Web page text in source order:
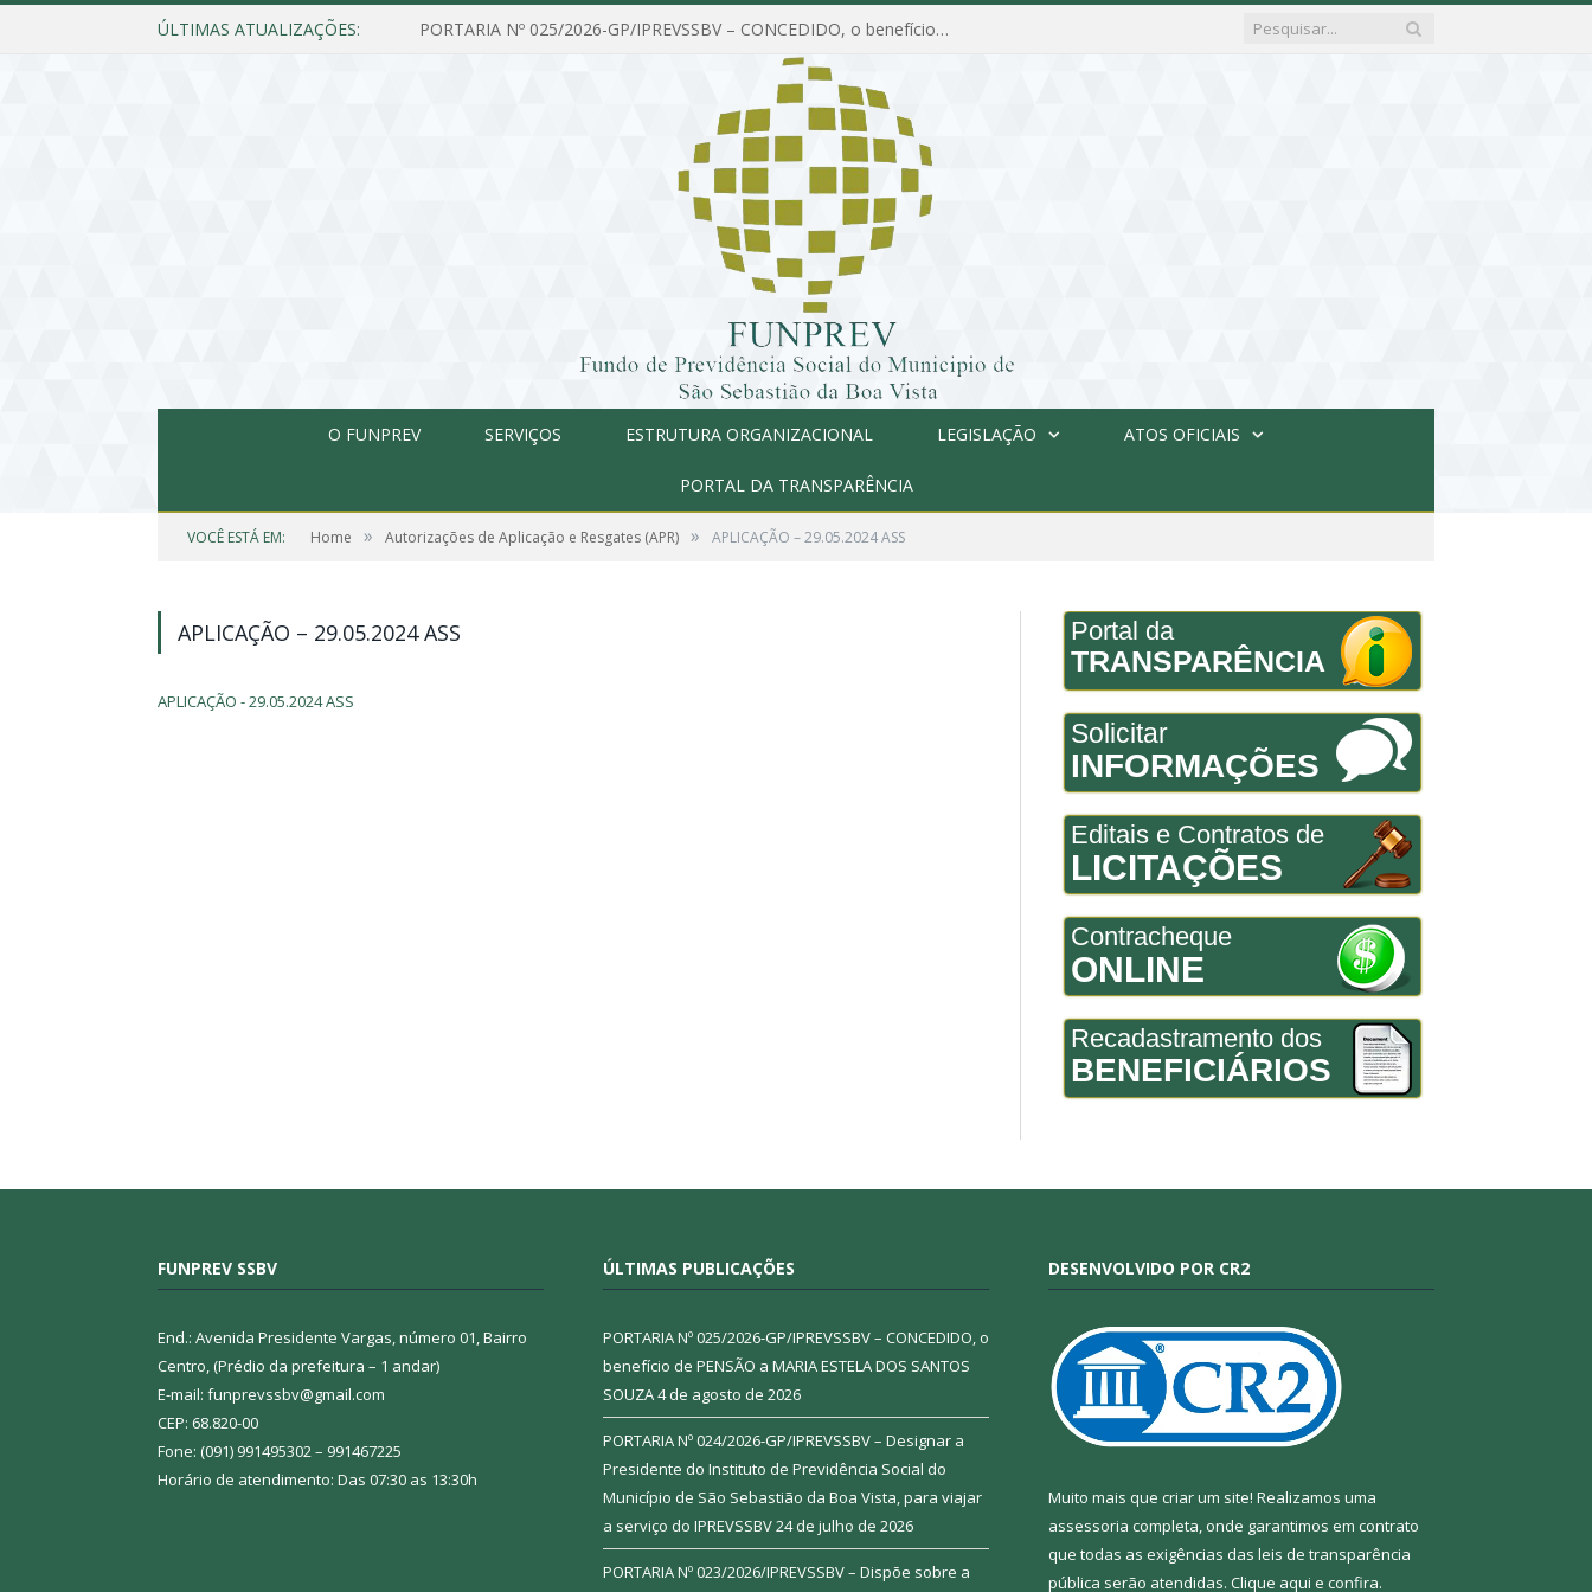
ÚLTIMAS ATUALIZAÇÕES: PORTARIA Nº 025/2026-GP/IPREVSSBV – CONCEDIDO, o benefício de PENSÃO a MARIA ESTELA DOS SANTOS SOUZA
O FUNPREV SERVIÇOS ESTRUTURA ORGANIZACIONAL LEGISLAÇÃO ATOS OFICIAIS
PORTAL DA TRANSPARÊNCIA
VOCÊ ESTÁ EM: Home » Autorizações de Aplicação e Resgates (APR) » APLICAÇÃO – 29.05.2024 ASS
APLICAÇÃO – 29.05.2024 ASS
APLICAÇÃO - 29.05.2024 ASS
Portal da
TRANSPARÊNCIA
Solicitar
INFORMAÇÕES
Editais e Contratos de
LICITAÇÕES
Contracheque
ONLINE
Recadastramento dos
BENEFICIÁRIOS
FUNPREV SSBV
End.: Avenida Presidente Vargas, número 01, Bairro
Centro, (Prédio da prefeitura – 1 andar)
E-mail: funprevssbv@gmail.com
CEP: 68.820-00
Fone: (091) 991495302 – 991467225
Horário de atendimento: Das 07:30 as 13:30h
ÚLTIMAS PUBLICAÇÕES
PORTARIA Nº 025/2026-GP/IPREVSSBV – CONCEDIDO, o
benefício de PENSÃO a MARIA ESTELA DOS SANTOS
SOUZA4 de agosto de 2026
PORTARIA Nº 024/2026-GP/IPREVSSBV – Designar a
Presidente do Instituto de Previdência Social do
Município de São Sebastião da Boa Vista, para viajar
a serviço do IPREVSSBV24 de julho de 2026
PORTARIA Nº 023/2026/IPREVSSBV – Dispõe sobre a
DESENVOLVIDO POR CR2
Muito mais que criar um site! Realizamos uma
assessoria completa, onde garantimos em contrato
que todas as exigências das leis de transparência
pública serão atendidas. Clique aqui e confira.